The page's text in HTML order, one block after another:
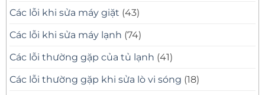
Các lỗi khi sửa máy giặt (43)
Các lỗi khi sửa máy lạnh (74)
Các lỗi thường gặp của tủ lạnh (41)
Các lỗi thường gặp khi sửa lò vi sóng (18)